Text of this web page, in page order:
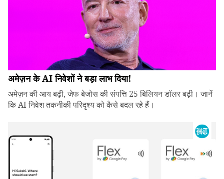
अमेज़न के AI निवेशों ने बड़ा लाभ दिया!
अमेज़न की आय बढ़ी, जेफ बेजोस की संपत्ति 25 बिलियन डॉलर बढ़ी। जानें
कि AI निवेश तकनीकी परिदृश्य को कैसे बदल रहे हैं।